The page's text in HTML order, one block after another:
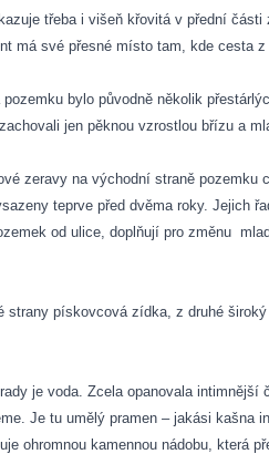
třeba i višeň křovitá v přední
má své přesné místo tam, kde cesta
bylo původně několik
jen pěknou vzrostlou břízu a
zeravy na východní straně
teprve před dvěma roky. Jejich
od ulice, doplňují pro změnu
strany pískovcová zídka, z druhé
je voda. Zcela opanovala
Je tu umělý pramen – jakási
ohromnou kamennou nádobu, která